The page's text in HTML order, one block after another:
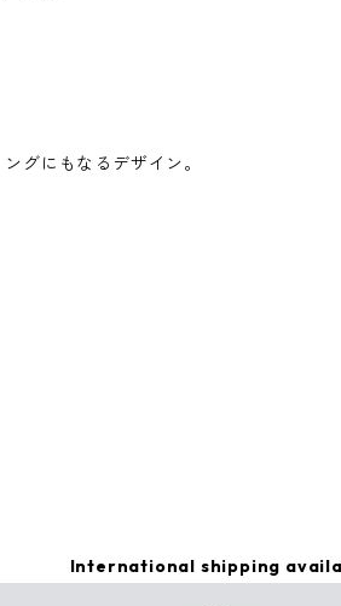
グにもなるデザイン。
International shipping